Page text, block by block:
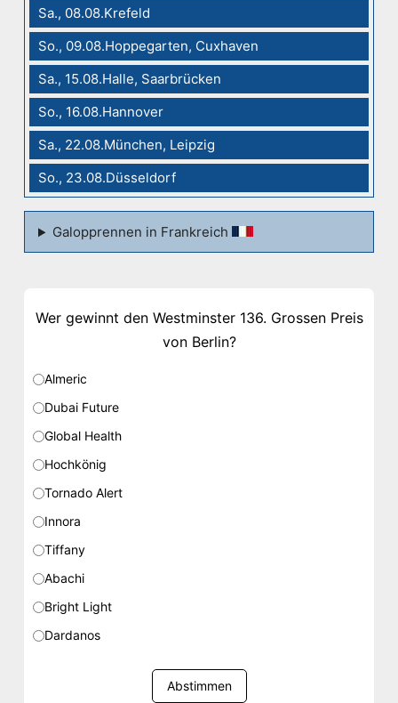
Sa., 08.08.Krefeld
So., 09.08.Hoppegarten, Cuxhaven
Sa., 15.08.Halle, Saarbrücken
So., 16.08.Hannover
Sa., 22.08.München, Leipzig
So., 23.08.Düsseldorf
Galopprennen in Frankreich
Wer gewinnt den Westminster 136. Grossen Preis
von Berlin?
Almeric
Dubai Future
Global Health
Hochkönig
Tornado Alert
Innora
Tiffany
Abachi
Bright Light
Dardanos
Abstimmen